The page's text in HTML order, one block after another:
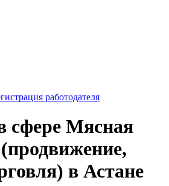
работодателя
сфере Мясная
в Астане